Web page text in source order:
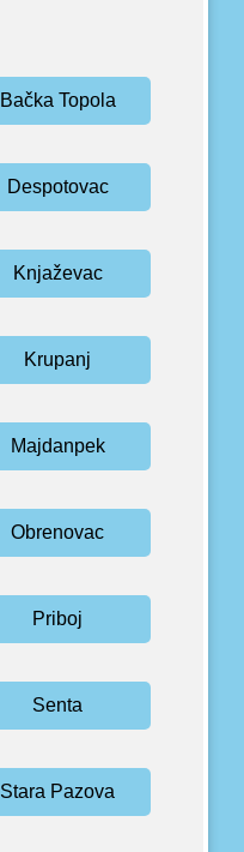
Bačka Topola
Despotovac
Knjaževac
Krupanj
Majdanpek
Obrenovac
Priboj
Senta
Stara Pazova